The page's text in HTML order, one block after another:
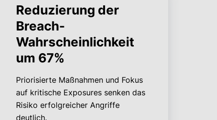
Reduzierung der
Breach-
Wahrscheinlichkeit
um 67%
Priorisierte Maßnahmen und Fokus
auf kritische Exposures senken das
Risiko erfolgreicher Angriffe
deutlich.